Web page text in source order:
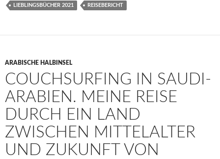
LIEBLINGSBÜCHER 2021 REISEBERICHT
ARABISCHE HALBINSEL
COUCHSURFING IN SAUDI-
ARABIEN. MEINE REISE
DURCH EIN LAND
ZWISCHEN MITTELALTER
UND ZUKUNFT VON